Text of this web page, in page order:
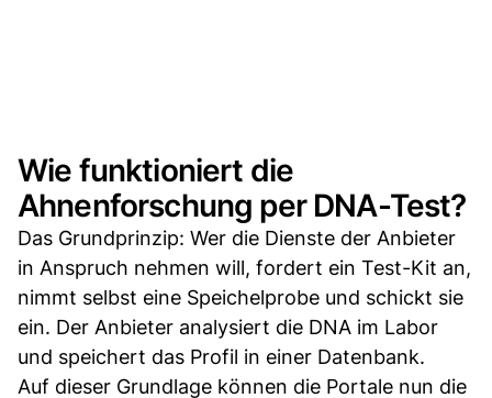
Wie funktioniert die
Ahnenforschung per DNA-Test?
Das Grundprinzip: Wer die Dienste der Anbieter
in Anspruch nehmen will, fordert ein Test-Kit an,
nimmt selbst eine Speichelprobe und schickt sie
ein. Der Anbieter analysiert die DNA im Labor
und speichert das Profil in einer Datenbank.
Auf dieser Grundlage können die Portale nun die